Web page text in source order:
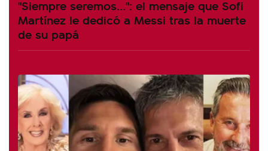
"Siempre seremos...": el mensaje que Sofi
Martínez le dedicó a Messi tras la muerte
de su papá